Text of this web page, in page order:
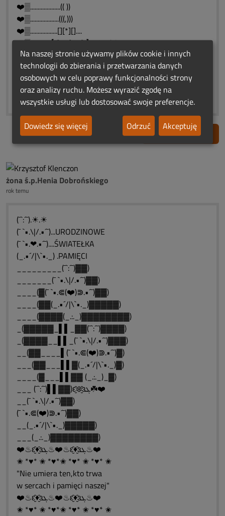
❤️▒....................(( ))
❤️▒...................(((,)))
❤️▒..................[][*][]....
❤️▒...........【☾●✽●☽】 Urodzinowe
❤️▒...........【☾●✽●☽】 Światełko
❤️▒...........【☾●✽●☽】 Pamięci
❤️▒...........【☾●✽●☽】14 - 01 - 2025.r
❤️▒♥▒♥▒♥▒♥▒♥▒❤️▒♥▒♥▒♥▒♥▒♥▒❤️
Zgłoś nadużycie
żona ś.p.Henia Dobrońskiego
rok temu
(¯`:´¯).☀.☀
(¯ `•.\|/.•´¯)...URODZINOWE
(¯ `•.❤.•´¯)....ŚWIATEŁKA
(_.•´/|\`•._) .PAMIĘCI
_________(¯`:´¯)▓▓)
_______(¯ `•.\|/.•´¯)▓▓)
____(▓(¯ `•.⋐(❤️)⋑.•´¯)▓▓)
____(▓▓(_.•´/|\`•._)▓▓▓▓▓)
____(▓▓▓▓(_.:._)▓▓▓▓▓▓▓▓)
_(▓▓▓▓▓_▌▌_▓▓(¯`:´¯)▓▓▓▓)
_(▓▓▓▓__▌▌_(¯ `•.\|/.•´¯)▓▓▓)
__(▓▓____▌(¯ `•.⋐(❤️)⋑.•´¯)▓)
___(▓▓___▌▌▓(_.•´/|\`•._)▓)
____(▓___▌▌▓▓ (_.:._)_▓)
___ (¯`:´¯)▌▌▓▓)ԑ̮̑❄️̮̑ɜܓ☘️❤️
__(¯ `•.\|/.•´¯)▓▓)
(¯ `•.⋐(❤️)⋑.•´¯)▓▓)
__(_.•´/|\`•._)▓▓▓▓▓)
___(_.:._)▓▓▓▓▓▓▓▓)
❤️♨ԑ̮̑♦̮̑ɜܓ♨❤️♨ԑ̮̑♦̮̑ɜܓ♨❤️
✬ *♥* ✬ *♥*✬ *♥* ✬ *♥* ✬
"Nie umiera ten,kto trwa
w sercach i pamięci naszej"
❤️♨ԑ̮̑♦̮̑ɜܓ♨❤️♨ԑ̮̑♦̮̑ɜܓ♨❤️
✬ *♥* ✬ *♥*✬ *♥* ✬ *♥* ✬
Na naszej stronie używamy plików cookie i innych
technologii do zbierania i przetwarzania danych
osobowych w celu poprawy funkcjonalności strony
oraz analizy ruchu. Możesz wyrazić zgodę na
wszystkie usługi lub dostosować swoje preferencje.
Dowiedz się więcej
Odrzuć Akceptuję